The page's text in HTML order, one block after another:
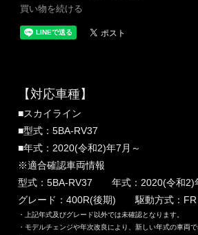
買い物を続ける
【対応車種】
■スカイライン
■型式：5BA-RV37
■年式：2020(令和2)年7月～
※適合確認車両情報
型式：5BA-RV37 年式：2020(令和2)
グレード：400R(後期) 駆動方式：FR
・上記年式及びグレード以外では未確認となります。
・モデルチェンジや年次改良により、新しい年式の車両